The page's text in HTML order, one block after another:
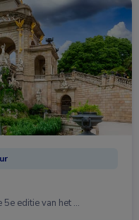
editie van het …